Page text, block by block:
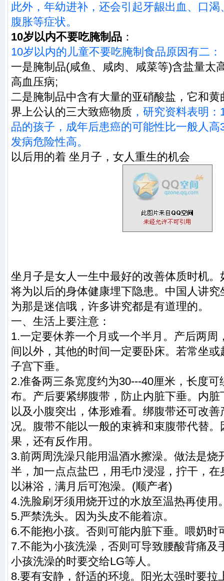
此外，年幼进补，还会引起牙龈出血、口
腹胀等症状。
10岁以内不要吃腌制品 ：
10岁以内的儿童不要吃腌制食品原因有二：
一是腌制品(咸鱼、咸肉、咸菜等)含盐量太
高血压病;
二是腌制品中含有大量的亚硝酸盐，它和
界上公认的三大致癌物质 ，研究资料表明
品的孩子，成年后患癌的可能性比一般人
发病危险性高。
以后用的着 坐月子，女人重生的机会
坐月子是女人一生中最好的改善体质时机
将为以后的身体健康埋下隐患。中国人讲
为那是迷信哦，许多讲究都是有道理的。
一、生活上要注意：
1.一定要休养一个月或一个半月。产后两周
间以外，其他的时间一定要卧床。若常坐
子宫下垂。
2.准备两三条宽度约为30---40厘米，长度
布。产后要紧绑腹带，防止内脏下垂。内
以及小腹突出，体形难看。绑腹带还可改
况。腹带不能以一般的束裤和束腹带代替
果，还有反作用。
3.前两周洗澡只能用温酒水擦澡。做法是烧
半，加一点点盐巴，用毛巾浸湿，拧干，
以淋浴，满月后可泡澡。(顺产者)
4.洗脸刷牙须用烧开过的水放至温热再使用
5.严禁洗头。因为头皮不能着凉。
6.不能抱小孩。否则可能内脏下垂。喂奶时
7.不能为小孩洗澡，否则可导致腰酸背痛及
小孩洗澡的时要交给LG等人。
8.要有安静，舒适的环境。阳光太强时要拉